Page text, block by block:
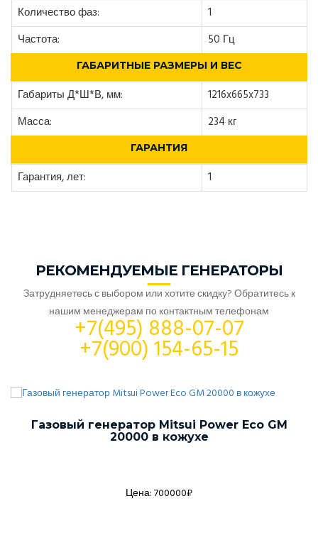
Количество фаз:
1
Частота:
50 Гц
ГАБАРИТНЫЕ РАЗМЕРЫ И ВЕС
Габариты Д*Ш*В, мм:
1216x665x733
Масса:
234 кг
ГАРАНТИЯ
Гарантия, лет: 1
РЕКОМЕНДУЕМЫЕ ГЕНЕРАТОРЫ
Затрудняетесь с выбором или хотите скидку? Обратитесь к
нашим менеджерам по контактным телефонам
+7(495) 888-07-07
+7(900) 154-65-15
Газовый генератор Mitsui Power Eco GM
20000 в кожухе
Цена: 700000₽